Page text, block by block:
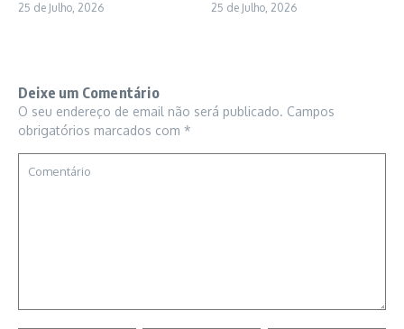
25 de Julho, 2026 25 de Julho, 2026
Deixe um Comentário
O seu endereço de email não será publicado. Campos
obrigatórios marcados com *